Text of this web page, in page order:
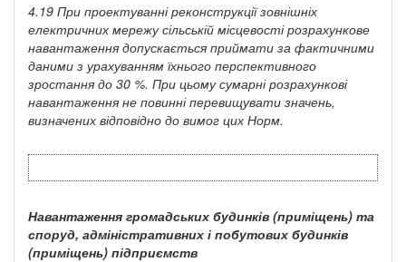
4.19 При проектуванні реконструкції зовнішніх
електричних мережу сільській місцевості розрахункове
навантаження допускається приймати за фактичними
даними з урахуванням їхнього перспективного
зростання до 30 %. При цьому сумарні розрахункові
навантаження не повинні перевищувати значень,
визначених відповідно до вимог цих Норм.
Навантаження громадських будинків (приміщень) та
споруд, адміністративних і побутових будинків
(приміщень) підприємств